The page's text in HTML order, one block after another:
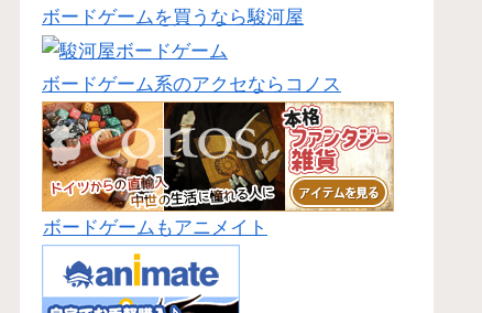
ボードゲームを買うなら駿河屋
ボードゲーム系のアクセならコノス
ボードゲームもアニメイト